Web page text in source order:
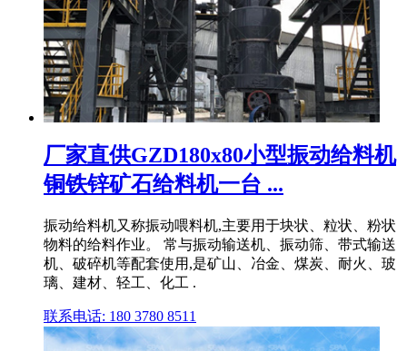
厂家直供GZD180x80小型振动给料机
铜铁锌矿石给料机一台 ...
振动给料机又称振动喂料机,主要用于块状、粒状、粉状
物料的给料作业。 常与振动输送机、振动筛、带式输送
机、破碎机等配套使用,是矿山、冶金、煤炭、耐火、玻
璃、建材、轻工、化工 .
联系电话: 180 3780 8511